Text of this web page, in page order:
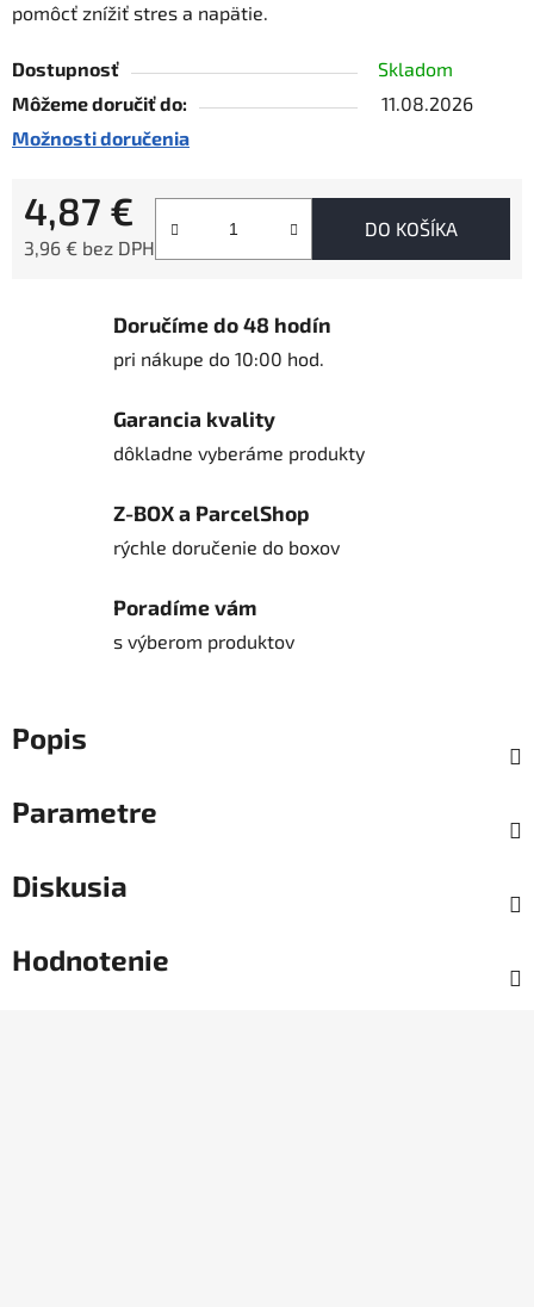
pomôcť znížiť stres a napätie.
Dostupnosť
Skladom
Môžeme doručiť do:
11.08.2026
Možnosti doručenia
4,87 €
3,96 € bez DPH
DO KOŠÍKA
Doručíme do 48 hodín
pri nákupe do 10:00 hod.
Garancia kvality
dôkladne vyberáme produkty
Z-BOX a ParcelShop
rýchle doručenie do boxov
Poradíme vám
s výberom produktov
Popis
Parametre
Diskusia
Hodnotenie